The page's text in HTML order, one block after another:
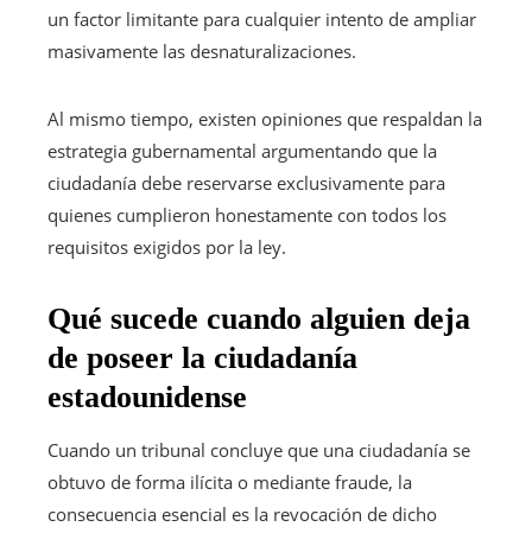
un factor limitante para cualquier intento de ampliar
masivamente las desnaturalizaciones.
Al mismo tiempo, existen opiniones que respaldan la
estrategia gubernamental argumentando que la
ciudadanía debe reservarse exclusivamente para
quienes cumplieron honestamente con todos los
requisitos exigidos por la ley.
Qué sucede cuando alguien deja
de poseer la ciudadanía
estadounidense
Cuando un tribunal concluye que una ciudadanía se
obtuvo de forma ilícita o mediante fraude, la
consecuencia esencial es la revocación de dicho